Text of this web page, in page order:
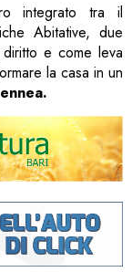
integrato tra il
Abitative, due
e come leva
la casa in un